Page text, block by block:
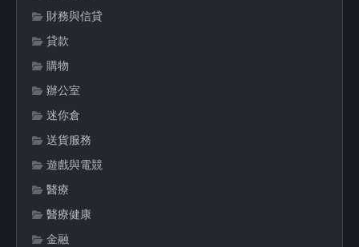
財務與信貸
貸款
購物
辦公室
迷你倉
送貨服務
遊戲與電競
醫療
醫療健康
金融